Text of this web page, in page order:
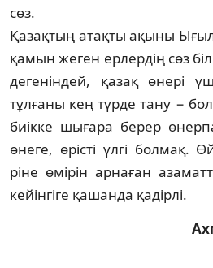
сөз.
Қазақтың атақты ақыны
қамын жеген ерлердің сөз
дегеніндей, қазақ өне­рі
тұлғаны кең түр­де тану −
биікке шы­ғара берер
өне­ге, өрісті үлгі болмақ.
ріне өмірін арнаған
кейінгіге қашанда қадірлі.